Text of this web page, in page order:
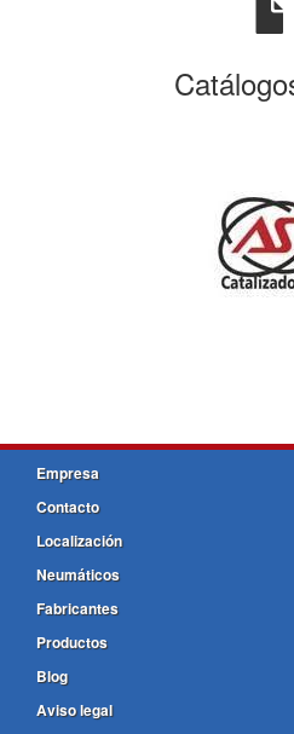
Empresa
Contacto
Localización
Neumáticos
Fabricantes
Productos
Blog
Aviso legal